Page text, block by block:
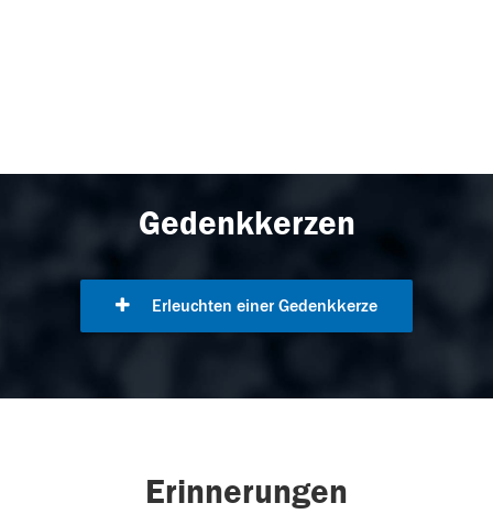
Gedenkkerzen
Erleuchten einer Gedenkkerze
Erinnerungen